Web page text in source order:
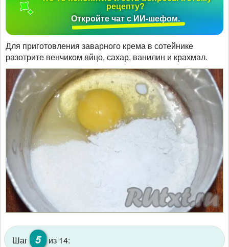
рецепту?
Откройте чат с ИИ-шефом.
Для приготовления заварного крема в сотейнике
разотрите венчиком яйцо, сахар, ванилин и крахмал.
Шаг 5 из 14: